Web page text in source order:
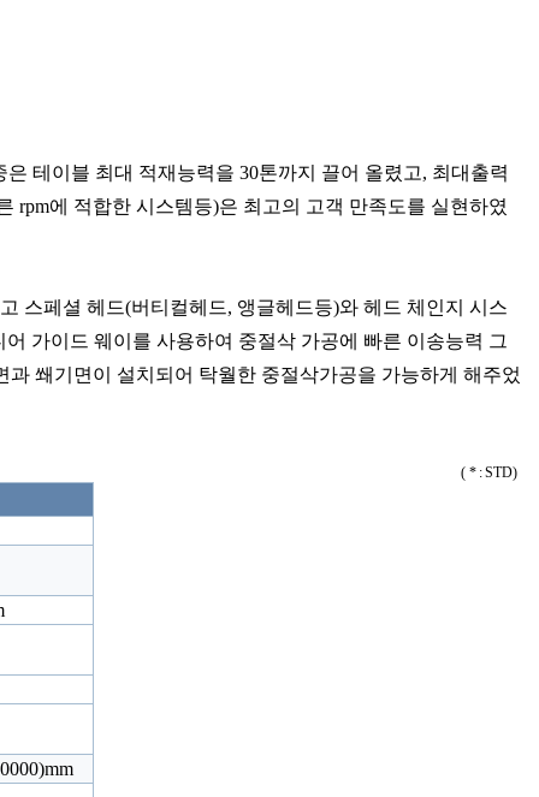
테이블 최대 적재능력을 30톤까지 끌어 올렸고, 최대출력
rpm에 적합한 시스템등)은 최고의 고객 만족도를 실현하였
스페셜 헤드(버티컬헤드, 앵글헤드등)와 헤드 체인지 시스
가이드 웨이를 사용하여 중절삭 가공에 빠른 이송능력 그
쐐기면이 설치되어 탁월한 중절삭가공을 가능하게 해주었
( * : STD)